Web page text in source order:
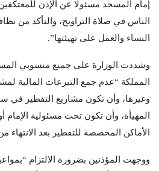
إمام المسجد مسئولا عن الإذن
الناس في صلاة التراويح، والتأكد من
النساء والعمل على تهيئتها”.
وشددت الوزارة على جميع منسوبي
المملكة “عدم جمع التبرعات المالية
وغيرها، وأن تكون مشاريع التفطير في
المهيأة، وأن تكون تحت مسئولية الإمام
الأماكن المخصصة للتفطير بعد الانتهاء
ووجهت المؤذنين بضرورة الالتزام